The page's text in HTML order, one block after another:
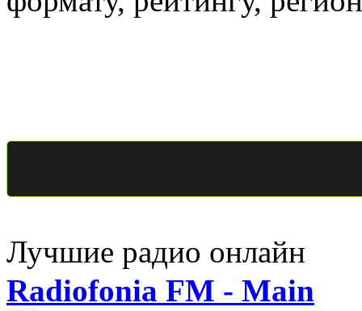
Лучшие радио онлайн
Radiofonia FM - Main